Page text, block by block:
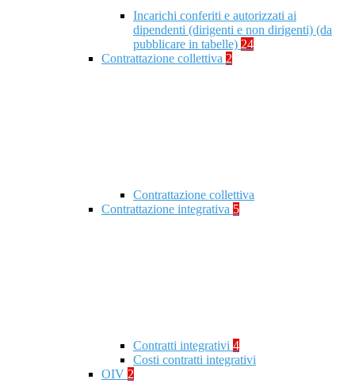
Incarichi conferiti e autorizzati ai
dipendenti (dirigenti e non dirigenti) (da
pubblicare in tabelle) 24
Contrattazione collettiva 2
Contrattazione collettiva
Contrattazione integrativa 5
Contratti integrativi 4
Costi contratti integrativi
OIV 2